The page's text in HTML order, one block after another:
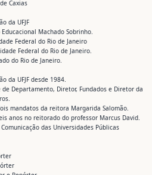
Caxias
da UFJF
Machado Sobrinho.
Federal do Rio de Janeiro
Federal do Rio de Janeiro.
do Rio de Janeiro.
da UFJF desde 1984.
de Departamento, Diretor, Fundados e Diretor da
mandatos da reitora Margarida Salomão.
anos no reitorado do professor Marcus David.
das Universidades Públicas